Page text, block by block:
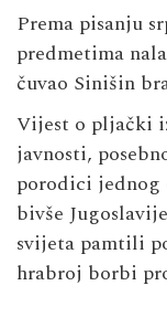
Prema pisanju
predmetima
čuvao Sinišin
Vijest o pljački
javnosti,
porodici jednog
bivše
svijeta pamtili
hrabroj borbi